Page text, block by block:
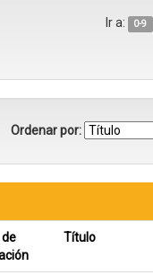
Ir a: 0-9
Ordenar por:
de
Título